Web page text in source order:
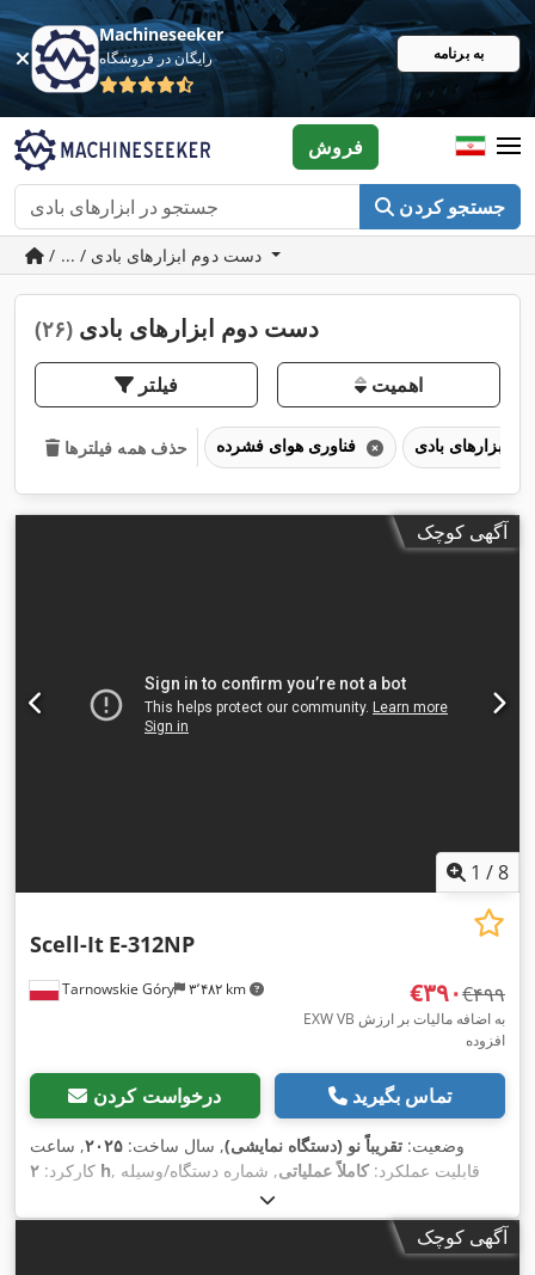
Machineseeker
رایگان در فروشگاه به برنامه
جستجو کردن
فروش
دست دوم ابزارهای بادی (۲۶)
فیلتر اهمیت
حذف همه فیلترها
آگهی کوچک
1 /8
Tarnowskie Góry ۳٬۴۸۲ km
Scell-It E-312NP
‎€۳۹۰‎€۴۹۹
EXW VB به اضافه مالیات بر ارزش
افزوده
درخواست کردن تماس بگیرید
وضعیت: تقریباً نو (دستگاه نمایشی), سال ساخت: ۲۰۲۵, ساعت
کارکرد: ۲ h , قابلیت عملکرد:کاملاً عملیاتی, شماره دستگاه/وسیله
, مدت گارانتی:
۷ میله,
آگهی کوچک